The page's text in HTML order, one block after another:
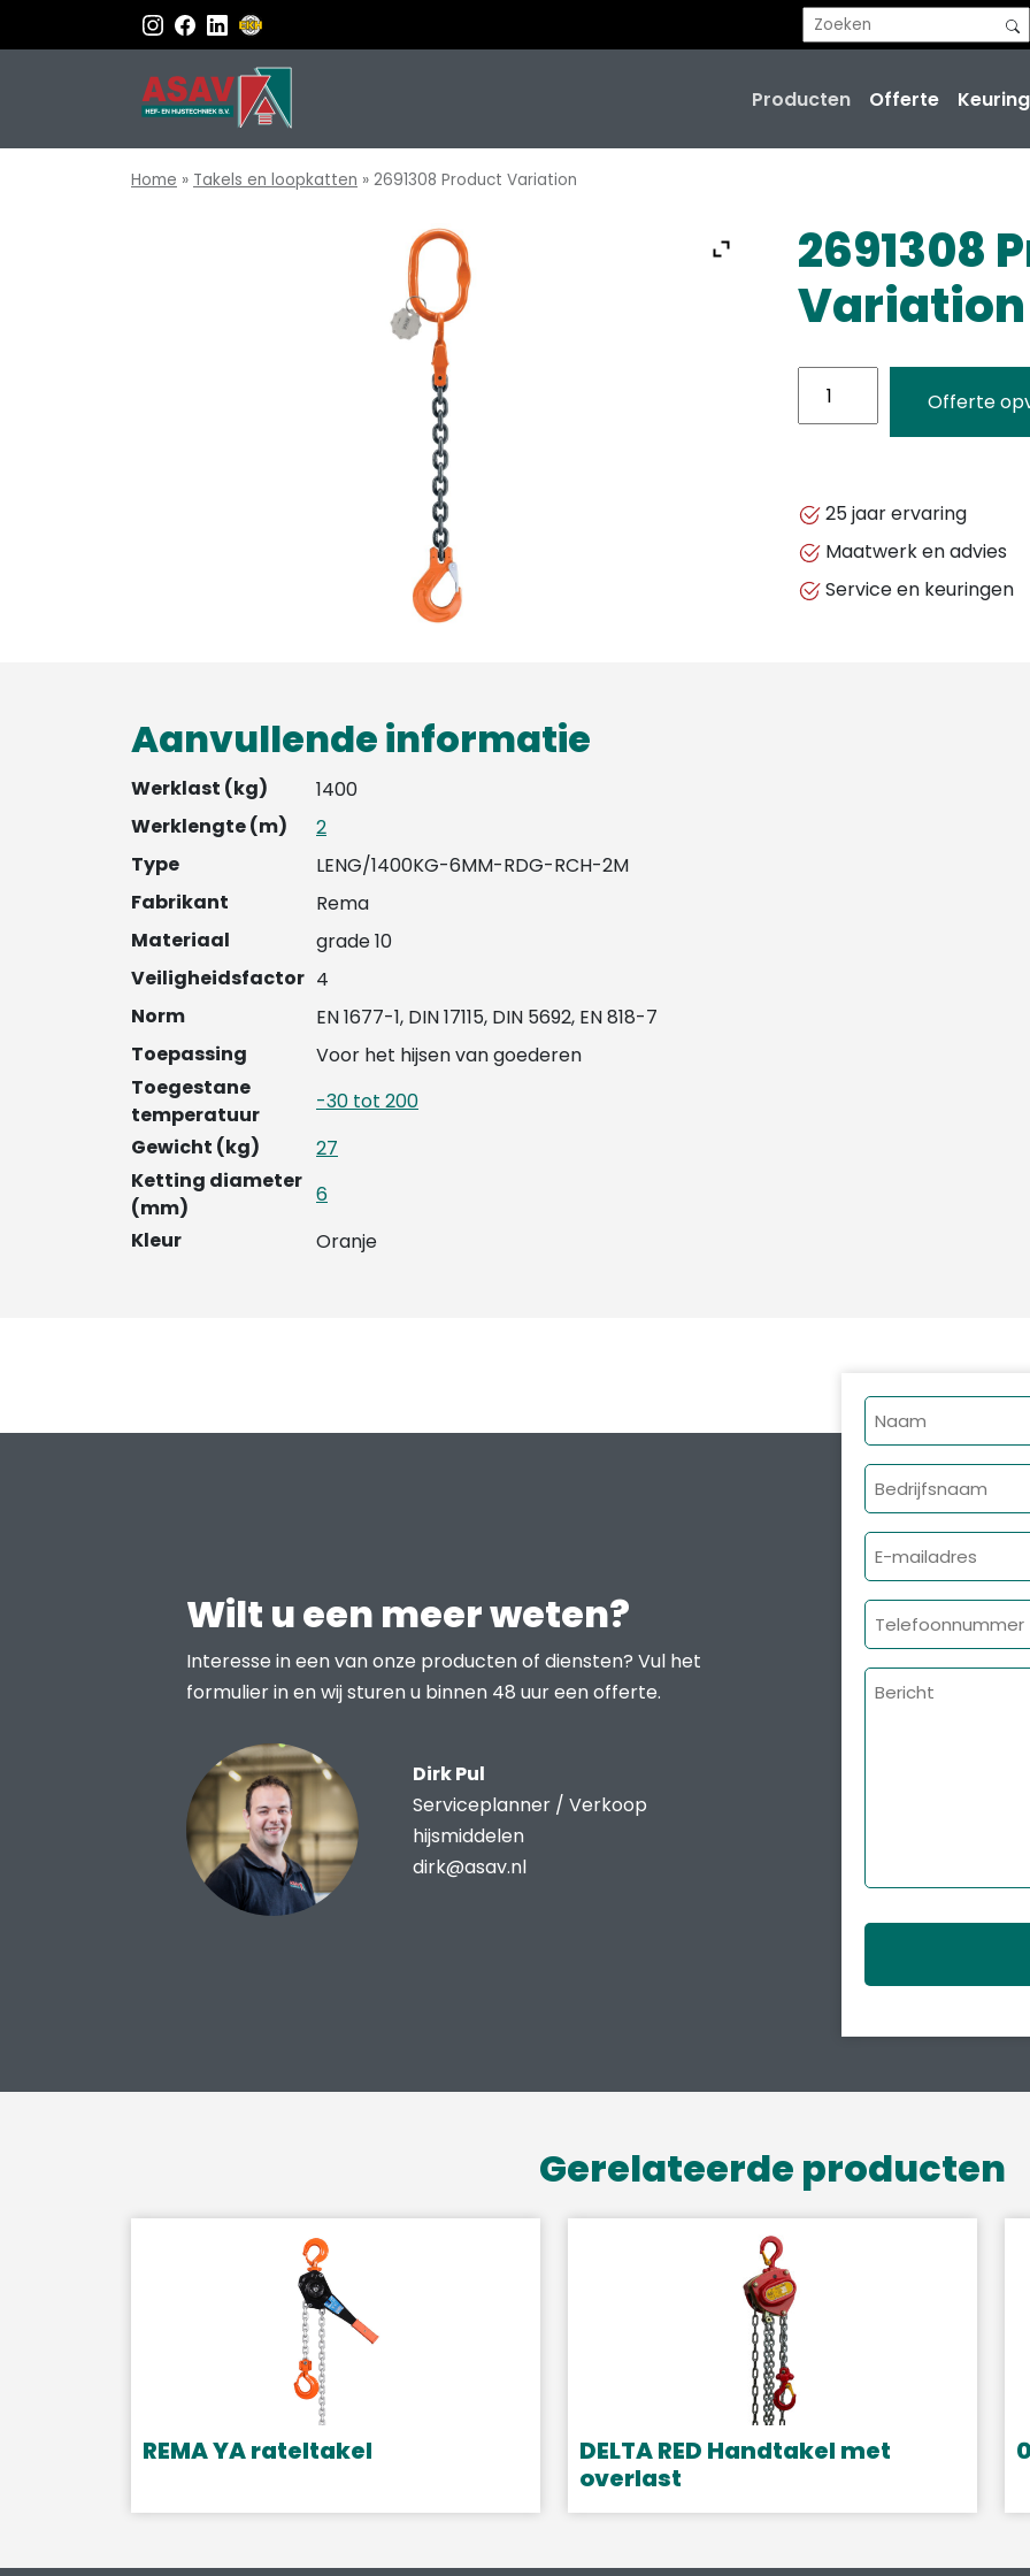
Producten Offerte
Home » Takels en loopkatten » 2691308 Product Variation
2691308
Variation
Offerte
25 jaar ervaring
Maatwerk en advies
Service en keuringen
Aanvullende informatie
Werklast (kg)
1400
Werklengte (m)
2
Type
LENG/1400KG-6MM-RDG-RCH-2M
Fabrikant
Rema
Materiaal
grade 10
Veiligheidsfactor 4
Norm
EN 1677-1, DIN 17115, DIN 5692, EN 818-7
Toepassing
Voor het hijsen van goederen
Toegestane
temperatuur
-30 tot 200
Gewicht (kg)
27
Ketting diameter
(mm)
6
Kleur
Oranje
Wilt u een meer weten?
Interesse in een van onze producten of diensten? Vul het
formulier in en wij sturen u binnen 48 uur een offerte.
Dirk Pul
Serviceplanner / Verkoop
hijsmiddelen
dirk@asav.nl
Naam
Bedrijfsnaam
E-
mailadres
Bericht
Gerelateerde producten
REMA YA rateltakel
product
DELTA RED Handtakel met
overlast
Dit